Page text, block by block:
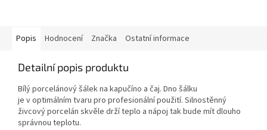
Popis Hodnocení Značka Ostatní informace
Detailní popis produktu
Bílý porcelánový šálek na kapučíno a čaj. Dno šálku
je v optimálním tvaru pro profesionální použití. Silnostěnný
živcový porcelán skvěle drží teplo a nápoj tak bude mít dlouho
správnou teplotu.